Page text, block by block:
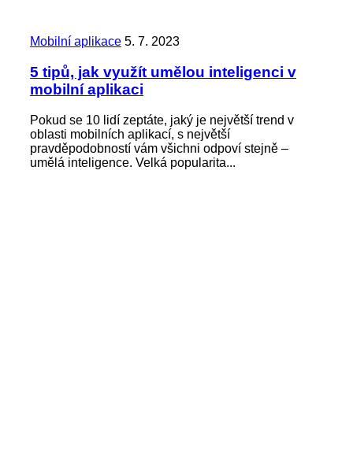
Mobilní aplikace 5. 7. 2023
5 tipů, jak využít umělou inteligenci v
mobilní aplikaci
Pokud se 10 lidí zeptáte, jaký je největší trend v
oblasti mobilních aplikací, s největší
pravděpodobností vám všichni odpoví stejně –
umělá inteligence. Velká popularita...